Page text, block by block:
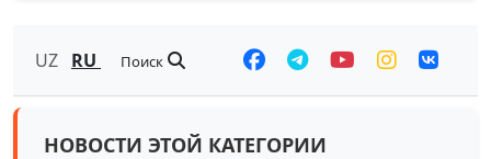
UZ RU Поиск
НОВОСТИ ЭТОЙ КАТЕГОРИИ